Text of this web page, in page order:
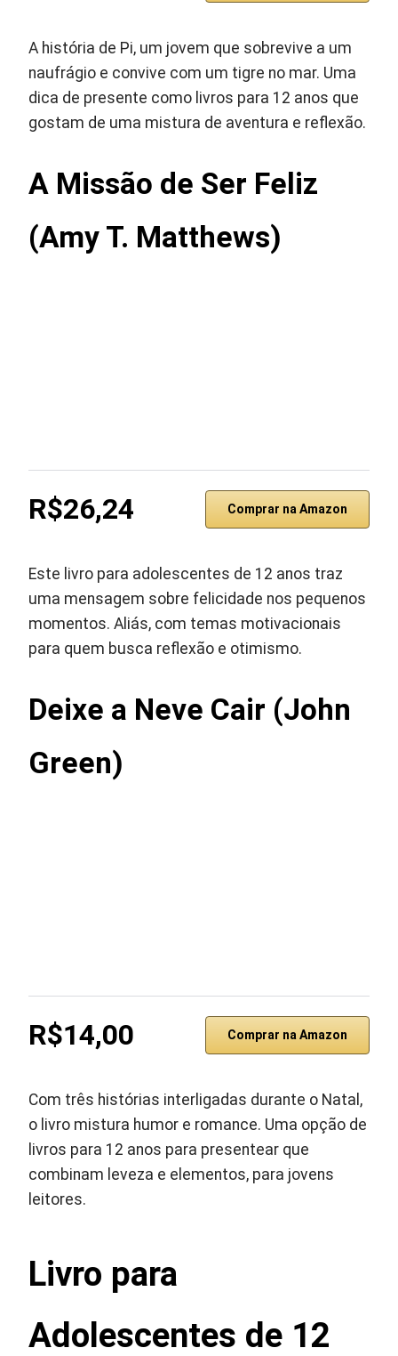
A história de Pi, um jovem que sobrevive a um
naufrágio e convive com um tigre no mar. Uma
dica de presente como livros para 12 anos que
gostam de uma mistura de aventura e reflexão.
A Missão de Ser Feliz
(Amy T. Matthews)
R$26,24 Comprar na Amazon
Este livro para adolescentes de 12 anos traz
uma mensagem sobre felicidade nos pequenos
momentos. Aliás, com temas motivacionais
para quem busca reflexão e otimismo.
Deixe a Neve Cair (John
Green)
R$14,00 Comprar na Amazon
Com três histórias interligadas durante o Natal,
o livro mistura humor e romance. Uma opção de
livros para 12 anos para presentear que
combinam leveza e elementos, para jovens
leitores.
Livro para
Adolescentes de 12